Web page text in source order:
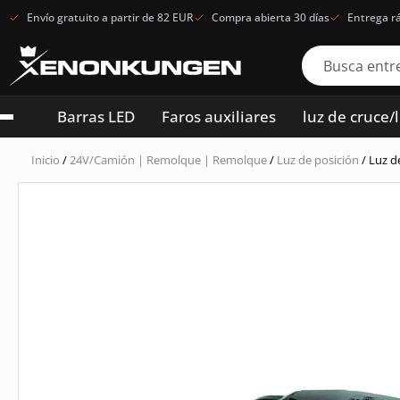
Envío gratuito a partir de 82 EUR Compra abierta 30 días Entrega
Barras LED Faros auxiliares luz de
Inicio / 24V/Camión | Remolque | Remolque/ Luz de posición / Luz